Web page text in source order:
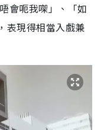
會呃我㗎」、「如
表現得相當入戲兼